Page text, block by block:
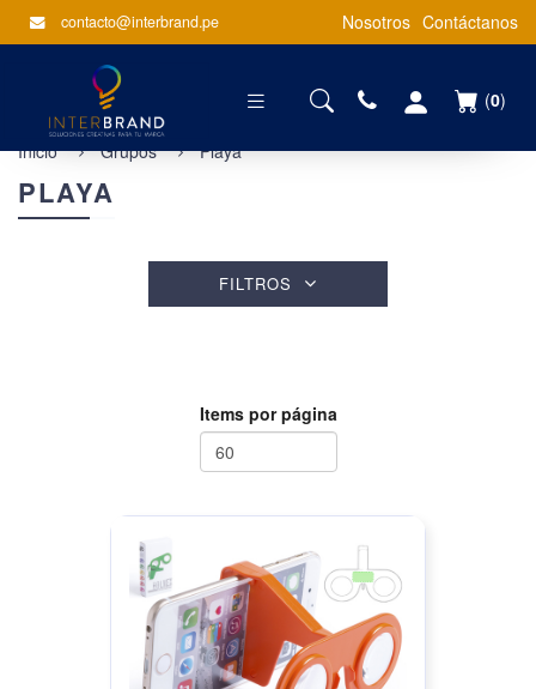
contacto@interbrand.pe Nosotros Contáctanos
(0)
Inicio Grupos Playa
PLAYA
FILTROS
Items por página